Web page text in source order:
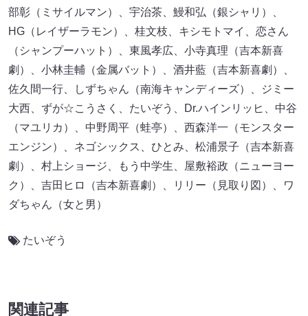
部彰（ミサイルマン）、宇治茶、鰻和弘（銀シャリ）、
HG（レイザーラモン）、桂文枝、キシモトマイ、恋さん
（シャンプーハット）、東風孝広、小寺真理（吉本新喜
劇）、小林圭輔（金属バット）、酒井藍（吉本新喜劇）、
佐久間一行、しずちゃん（南海キャンディーズ）、ジミー
大西、ずが☆こうさく、たいぞう、Dr.ハインリッヒ、中谷
（マユリカ）、中野周平（蛙亭）、西森洋一（モンスター
エンジン）、ネゴシックス、ひとみ、松浦景子（吉本新喜
劇）、村上ショージ、もう中学生、屋敷裕政（ニューヨー
ク）、吉田ヒロ（吉本新喜劇）、リリー（見取り図）、ワ
ダちゃん（女と男）
たいぞう
関連記事